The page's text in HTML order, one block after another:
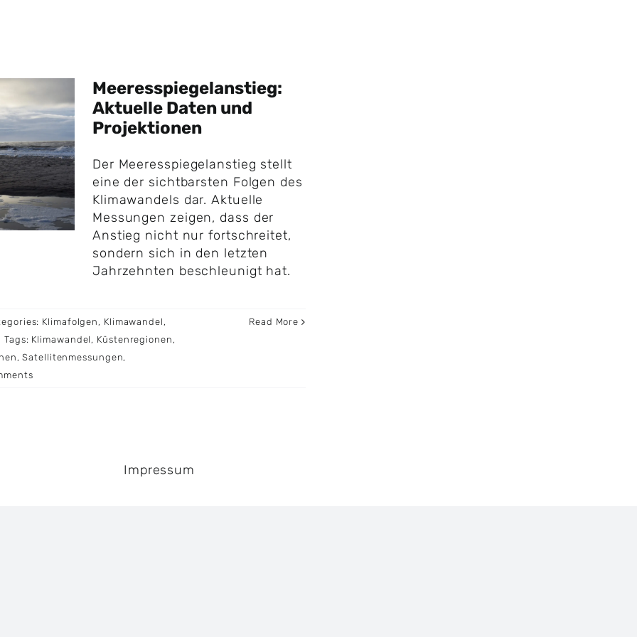
Meeresspiegelanstieg:
Aktuelle Daten und
Projektionen
Der Meeresspiegelanstieg stellt
eine der sichtbarsten Folgen des
Klimawandels dar. Aktuelle
Messungen zeigen, dass der
Anstieg nicht nur fortschreitet,
sondern sich in den letzten
Jahrzehnten beschleunigt hat.
Klimafolgen , Klimawandel ,
Tags: Klimawandel , Küstenregionen ,
,Satellitenmessungen,
Read More
Impressum